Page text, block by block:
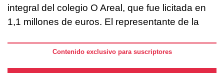
integral del colegio O Areal, que fue licitada en
1,1 millones de euros. El representante de la
Contenido exclusivo para suscriptores